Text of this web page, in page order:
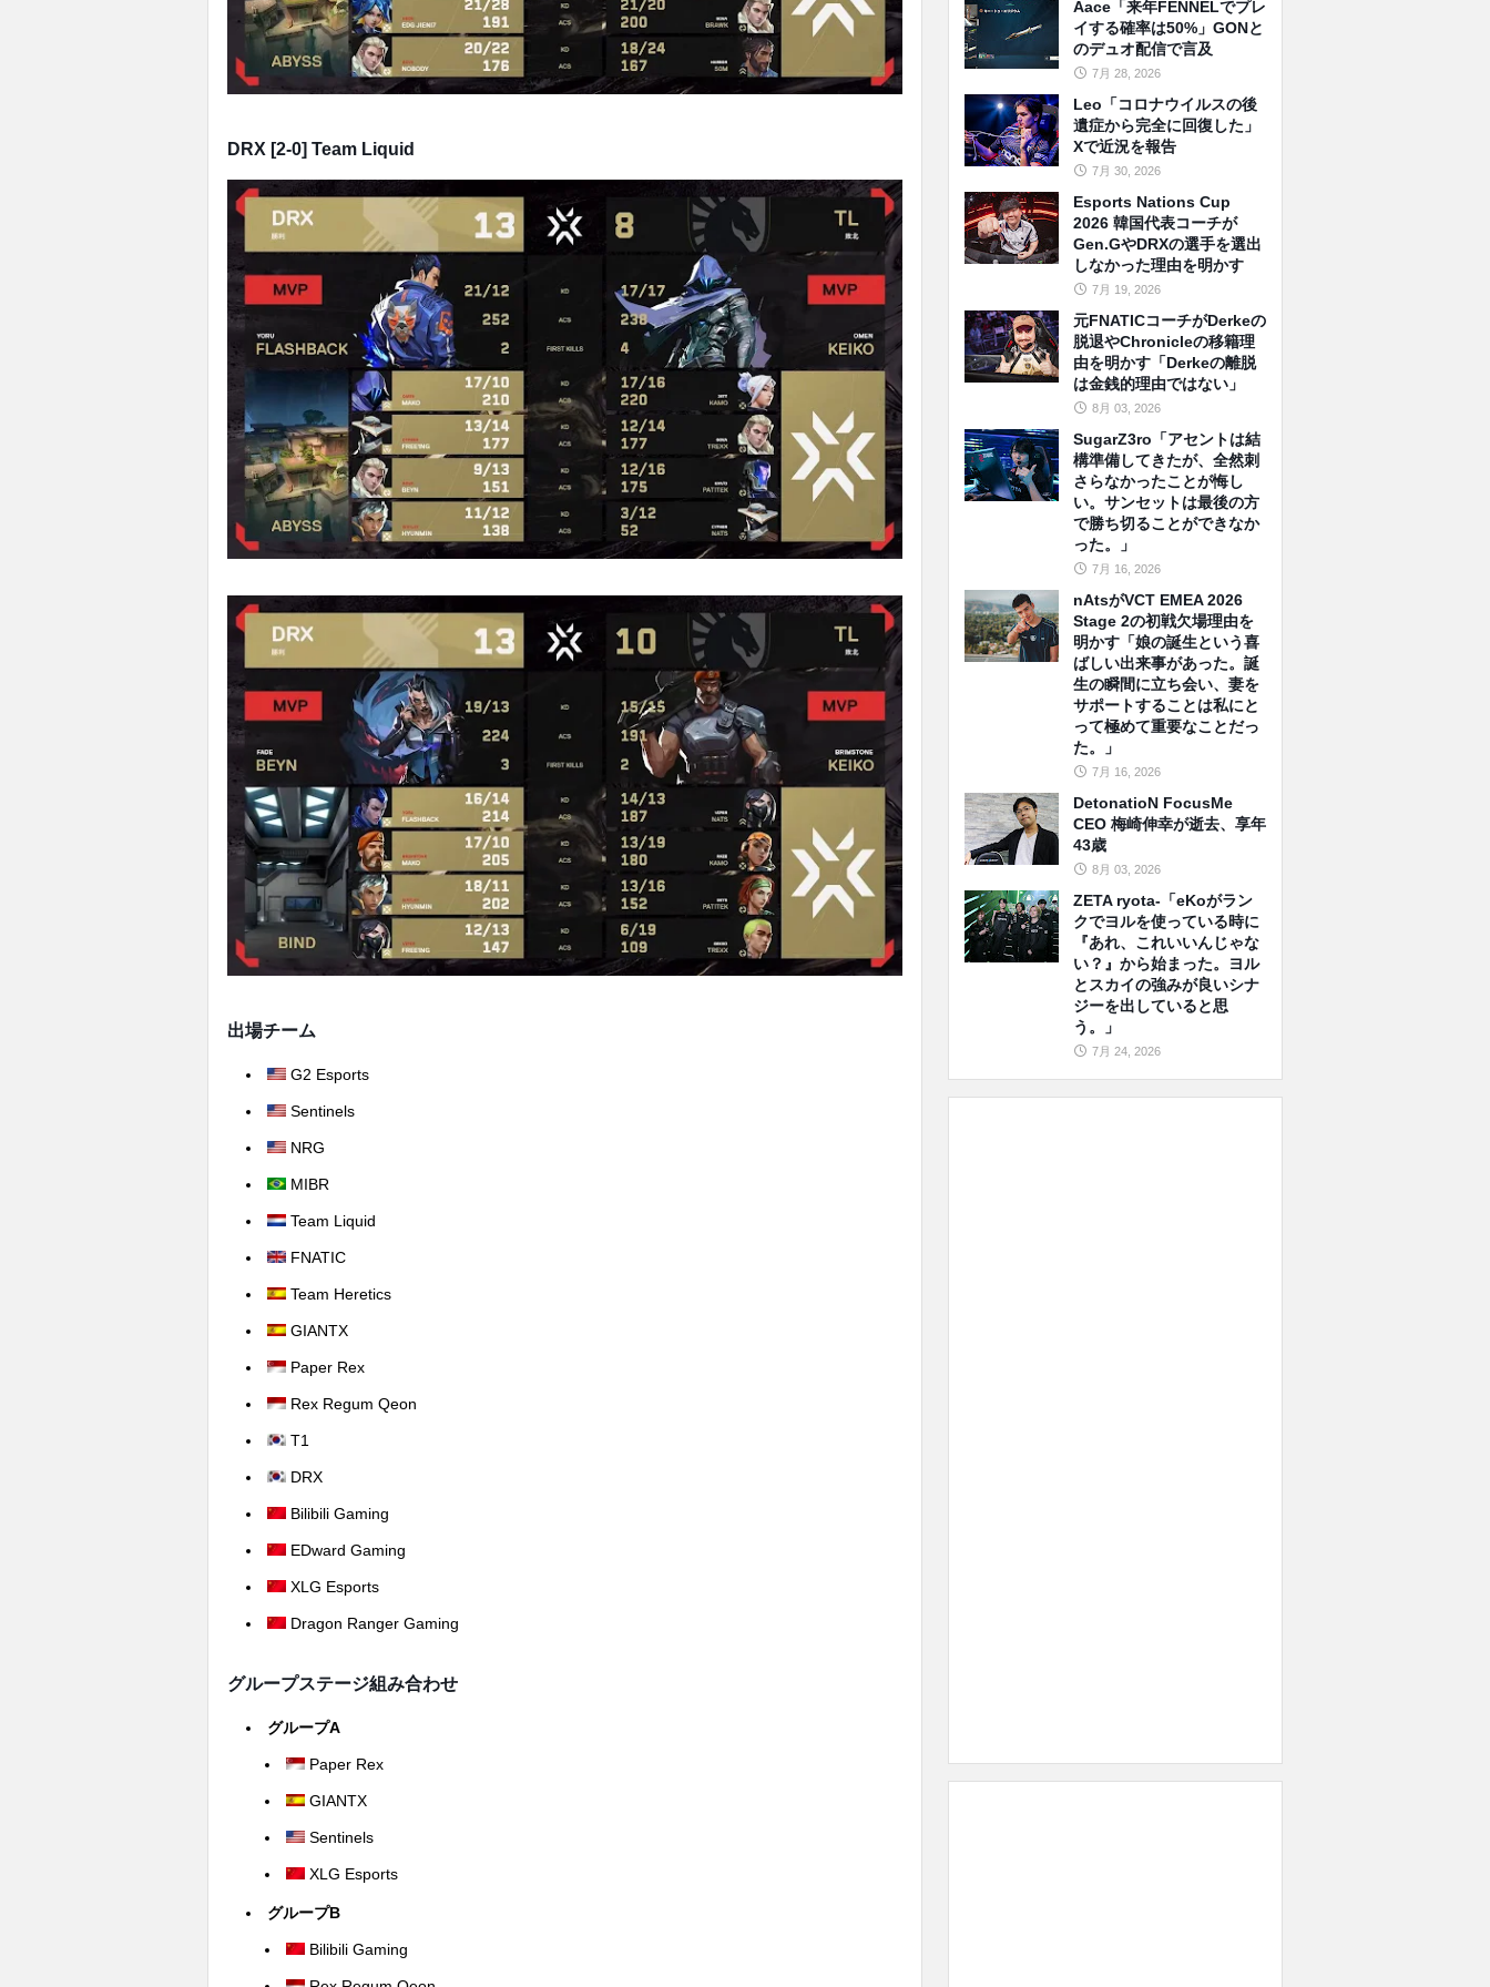
DRX [2-0] Team Liquid
出場チーム
G2 Esports
Sentinels
NRG
MIBR
Team Liquid
FNATIC
Team Heretics
GIANTX
Paper Rex
Rex Regum Qeon
T1
DRX
Bilibili Gaming
EDward Gaming
XLG Esports
Dragon Ranger Gaming
グループステージ組み合わせ
グループA
Paper Rex
GIANTX
Sentinels
XLG Esports
グループB
Bilibili Gaming
Aace「来年FENNELでプレ
イする確率は50%」GONと
のデュオ配信で言及
7月 28, 2026
Leo「コロナウイルスの後
遺症から完全に回復した」
Xで近況を報告
7月 30, 2026
Esports Nations Cup
2026 韓国代表コーチが
Gen.GやDRXの選手を選出
しなかった理由を明かす
7月 19, 2026
元FNATICコーチがDerkeの
脱退やChronicleの移籍理
由を明かす「Derkeの離脱
は金銭的理由ではない」
8月 03, 2026
SugarZ3ro「アセントは結
構準備してきたが、全然刺
さらなかったことが悔し
い。サンセットは最後の方
で勝ち切ることができなか
った。」
7月 16, 2026
nAtsがVCT EMEA 2026
Stage 2の初戦欠場理由を
明かす「娘の誕生という喜
ばしい出来事があった。誕
生の瞬間に立ち会い、妻を
サポートすることは私にと
って極めて重要なことだっ
た。」
7月 16, 2026
DetonatioN FocusMe
CEO 梅崎伸幸が逝去、享年
43歳
8月 03, 2026
ZETA ryota-「eKoがラン
クでヨルを使っている時に
『あれ、これいいんじゃな
い？』から始まった。ヨル
とスカイの強みが良いシナ
ジーを出していると思
う。」
7月 24, 2026